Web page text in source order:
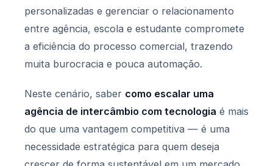
personalizadas e gerenciar o relacionamento
entre agência, escola e estudante compromete
a eficiência do processo comercial, trazendo
muita burocracia e pouca automação.
Neste cenário, saber como escalar uma
agência de intercâmbio com tecnologia é mais
do que uma vantagem competitiva — é uma
necessidade estratégica para quem deseja